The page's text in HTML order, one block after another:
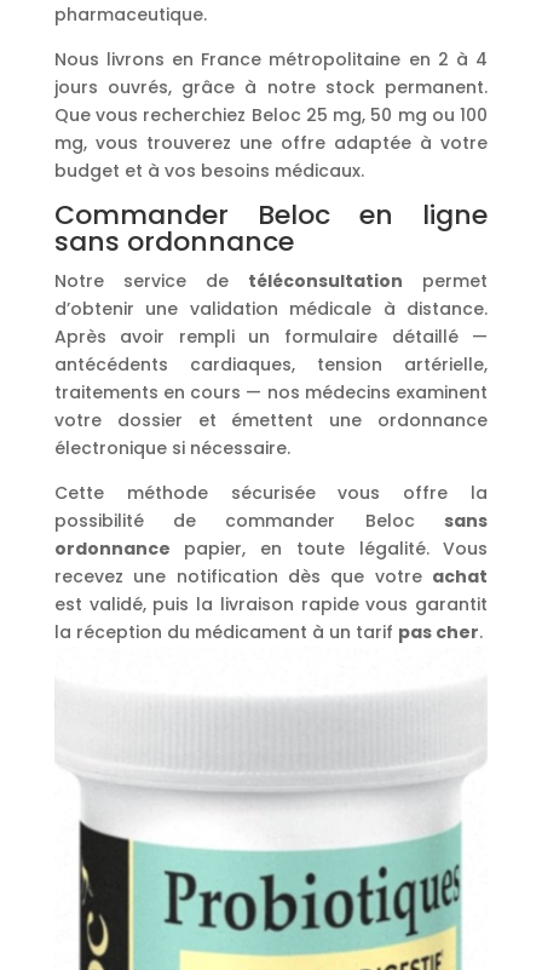
pharmaceutique.
Nous livrons en France métropolitaine en 2 à 4
jours ouvrés, grâce à notre stock permanent.
Que vous recherchiez Beloc 25 mg, 50 mg ou 100
mg, vous trouverez une offre adaptée à votre
budget et à vos besoins médicaux.
Commander Beloc en ligne
sans ordonnance
Notre service de téléconsultation permet
d’obtenir une validation médicale à distance.
Après avoir rempli un formulaire détaillé —
antécédents cardiaques, tension artérielle,
traitements en cours — nos médecins examinent
votre dossier et émettent une ordonnance
électronique si nécessaire.
Cette méthode sécurisée vous offre la
possibilité de commander Beloc sans
ordonnance papier, en toute légalité. Vous
recevez une notification dès que votre achat
est validé, puis la livraison rapide vous garantit
la réception du médicament à un tarif pas cher.